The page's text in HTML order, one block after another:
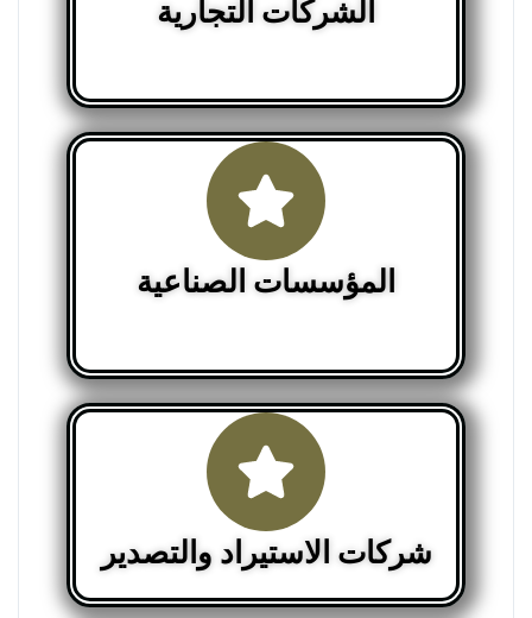
الشركات التجارية
المؤسسات الصناعية
شركات الاستيراد والتصدير